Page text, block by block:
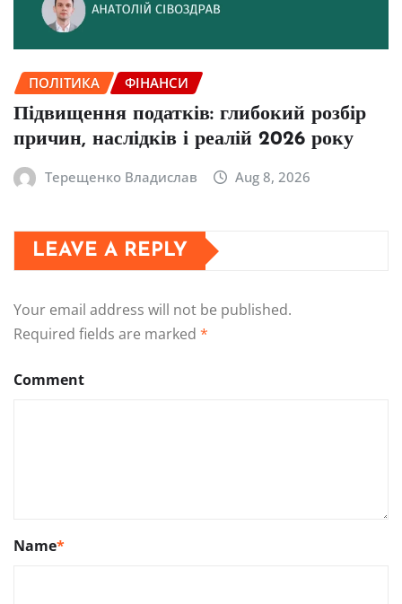
ПОЛІТИКА ФІНАНСИ
Підвищення податків: глибокий розбір
причин, наслідків і реалій 2026 року
Терещенко Владислав Aug 8, 2026
LEAVE A REPLY
Your email address will not be published.
Required fields are marked *
Comment
Name*